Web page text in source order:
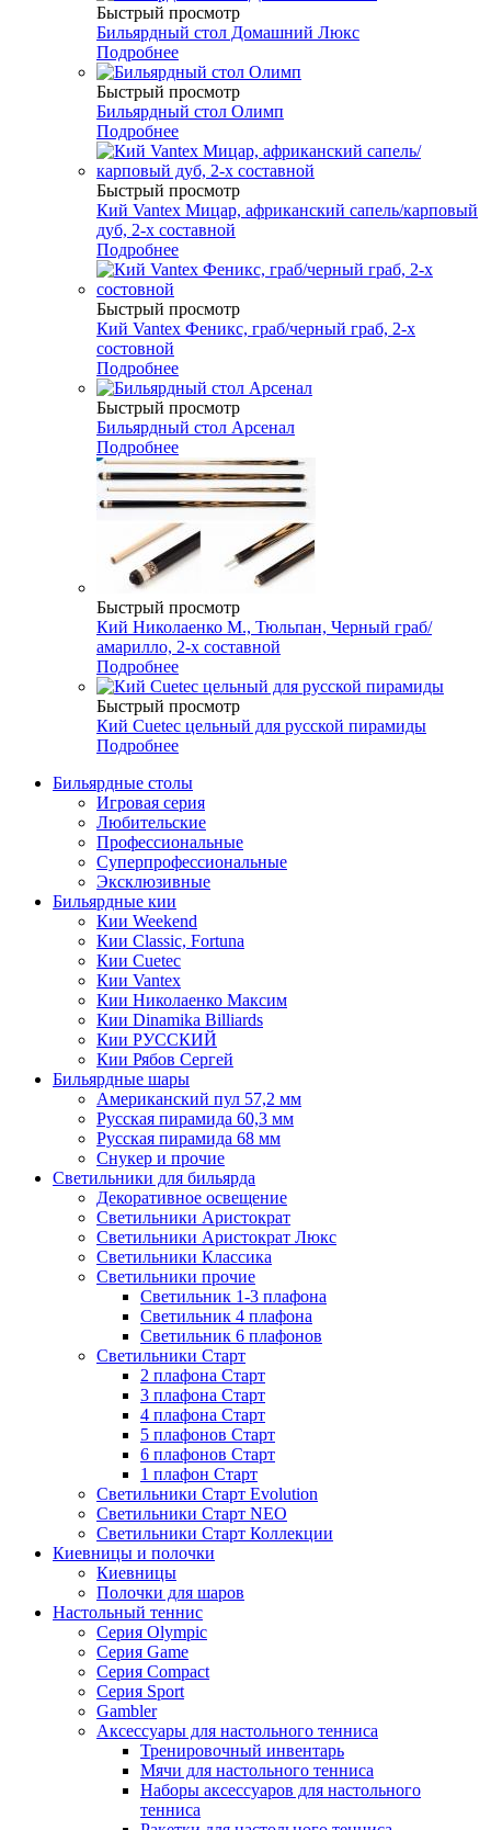
Быстрый просмотр
Бильярдный стол Домашний Люкс
Подробнее
Быстрый просмотр
Бильярдный стол Олимп
Подробнее
Быстрый просмотр
Кий Vantex Мицар, африканский сапель/карповый
дуб, 2-х составной
Подробнее
Быстрый просмотр
Кий Vantex Феникс, граб/черный граб, 2-х
состовной
Подробнее
Быстрый просмотр
Бильярдный стол Арсенал
Подробнее
Быстрый просмотр
Кий Николаенко М., Тюльпан, Черный граб/
амарилло, 2-х составной
Подробнее
Быстрый просмотр
Кий Cuetec цельный для русской пирамиды
Подробнее
Бильярдные столы
Игровая серия
Любительские
Профессиональные
Суперпрофессиональные
Эксклюзивные
Бильярдные кии
Кии Weekend
Кии Classic, Fortuna
Кии Cuetec
Кии Vantex
Кии Николаенко Максим
Кии Dinamika Billiards
Кии РУССКИЙ
Кии Рябов Сергей
Бильярдные шары
Американский пул 57,2 мм
Русская пирамида 60,3 мм
Русская пирамида 68 мм
Снукер и прочие
Светильники для бильярда
Декоративное освещение
Светильники Аристократ
Светильники Аристократ Люкс
Светильники Классика
Светильники прочие
Светильник 1-3 плафона
Светильник 4 плафона
Светильник 6 плафонов
Светильники Старт
2 плафона Старт
3 плафона Старт
4 плафона Старт
5 плафонов Старт
6 плафонов Старт
1 плафон Старт
Светильники Старт Evolution
Светильники Старт NEO
Светильники Старт Коллекции
Киевницы и полочки
Киевницы
Полочки для шаров
Настольный теннис
Серия Olympic
Серия Game
Серия Compact
Серия Sport
Gambler
Аксессуары для настольного тенниса
Тренировочный инвентарь
Мячи для настольного тенниса
Наборы аксессуаров для настольного
тенниса